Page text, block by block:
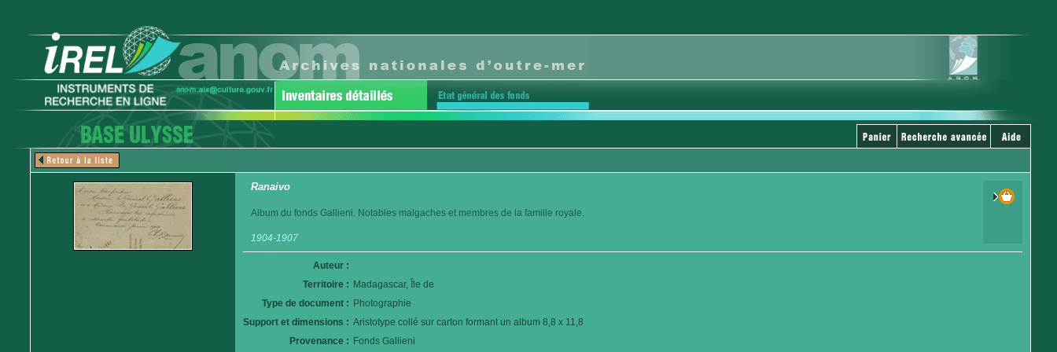
Ranaivo
Album du fonds Gallieni. Notables malgaches et membres de la famille royale.
1904-1907
Auteur :
Territoire : Madagascar, Île de
Type de document : Photographie
Support et dimensions : Aristotype collé sur carton formant un album 8,8 x 11,8
Provenance : Fonds Gallieni